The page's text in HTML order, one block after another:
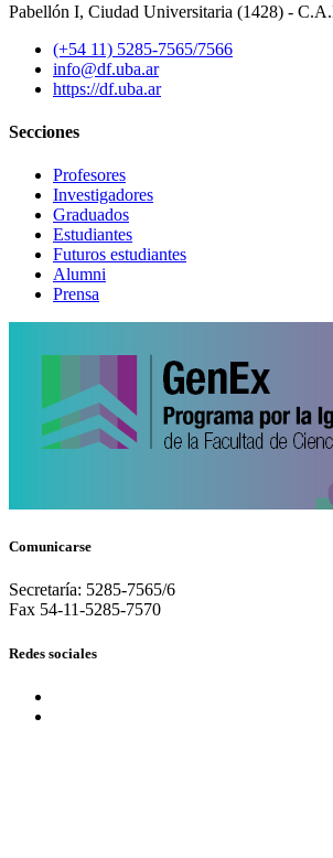
Pabellón I, Ciudad Universitaria (1428) -
(+54 11) 5285-7565/7566
info@df.uba.ar
https://df.uba.ar
Secciones
Profesores
Investigadores
Graduados
Estudiantes
Futuros estudiantes
Alumni
Prensa
Comunicarse
Secretaría: 5285-7565/6
Fax 54-11-5285-7570
Redes sociales